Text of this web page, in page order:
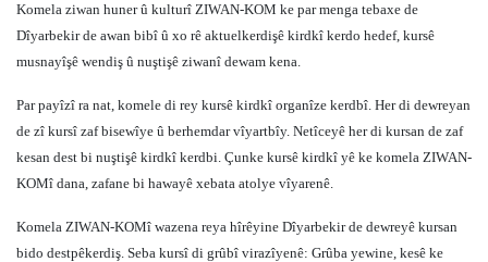
Komela ziwan huner û kulturî ZIWAN-KOM ke par menga tebaxe de
Dîyarbekir de awan bibî û xo rê aktuelkerdişê kirdkî kerdo hedef, kursê
musnayîşê wendiş û nuştişê ziwanî dewam kena.
Par payîzî ra nat, komele di rey kursê kirdkî organîze kerdbî. Her di dewreyan
de zî kursî zaf bisewîye û berhemdar vîyartbîy. Netîceyê her di kursan de zaf
kesan dest bi nuştişê kirdkî kerdbi. Çunke kursê kirdkî yê ke komela ZIWAN-
KOMî dana, zafane bi hawayê xebata atolye vîyarenê.
Komela ZIWAN-KOMî wazena reya hîrêyine Dîyarbekir de dewreyê kursan
bido destpêkerdiş. Seba kursî di grûbî virazîyenê: Grûba yewine, kesê ke